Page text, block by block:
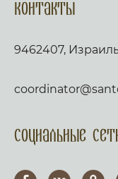
Контакты
9462407,
Социальные